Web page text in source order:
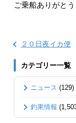
ご乗船ありがと
２０日夜イカ便
カテゴリー一覧
ニュース (129)
釣果情報